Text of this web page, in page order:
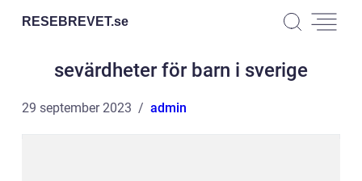
RESEBREVET.se
sevärdheter för barn i sverige
29 september 2023 admin